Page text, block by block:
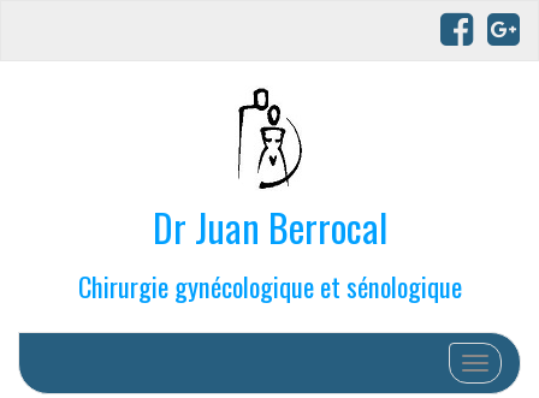
Dr Juan Berrocal
Chirurgie gynécologique et sénologique
Afficher/